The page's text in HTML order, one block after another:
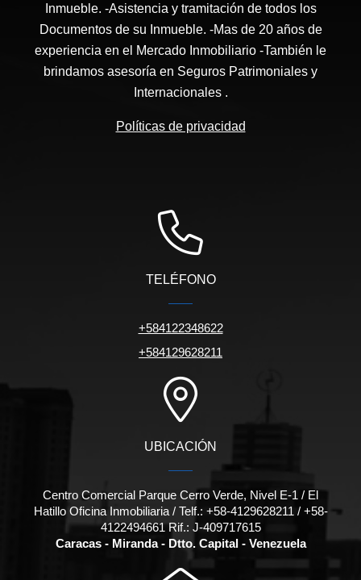
Inmueble. -Asistencia y tramitación de todos los
Documentos de su Inmueble. -Mas de 20 años de
experiencia en el Mercado Inmobiliario -También le
brindamos asesoría en Seguros Patrimoniales y
Internacionales .
Políticas de privacidad
TELÉFONO
+584122348622
+584129628211
UBICACIÓN
Centro Comercial Parque Cerro Verde, Nivel E-1 / El
Hatillo Oficina Inmobiliaria / Telf.: +58-4129628211 / +58-
4122494661 Rif.: J-409717615
Caracas - Miranda - Dtto. Capital - Venezuela